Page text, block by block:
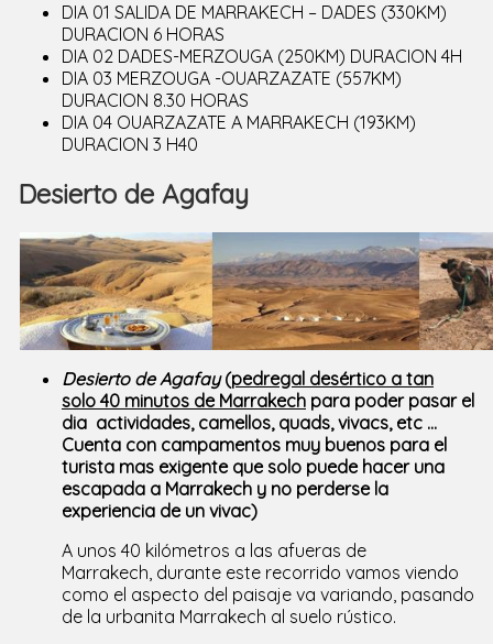
DIA 01 SALIDA DE MARRAKECH – DADES (330KM)
DURACION 6 HORAS
DIA 02 DADES-MERZOUGA (250KM) DURACION 4H
DIA 03 MERZOUGA -OUARZAZATE (557KM)
DURACION 8.30 HORAS
DIA 04 OUARZAZATE A MARRAKECH (193KM)
DURACION 3 H40
Desierto de Agafay
Desierto de Agafay(pedregal desértico a tan
solo 40 minutos de Marrakech para poder pasar el
dia actividades, camellos, quads, vivacs, etc ...
Cuenta con campamentos muy buenos para el
turista mas exigente que solo puede hacer una
escapada a Marrakech y no perderse la
experiencia de un vivac)
A unos 40 kilómetros a las afueras de
Marrakech, durante este recorrido vamos viendo
como el aspecto del paisaje va variando, pasando
de la urbanita Marrakech al suelo rústico.